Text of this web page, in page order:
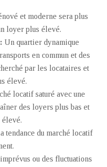
et moderne sera plus
loyer plus élevé.
Un quartier dynamique
en commun et des
par les locataires et
élevé.
locatif saturé avec une
des loyers plus bas et
élevé.
tendance du marché locatif
ou des fluctuations